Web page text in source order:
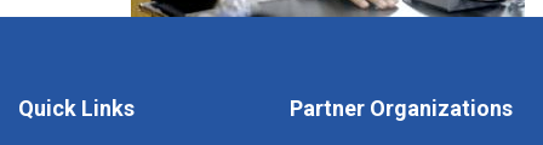
Quick Links Partner Organizations